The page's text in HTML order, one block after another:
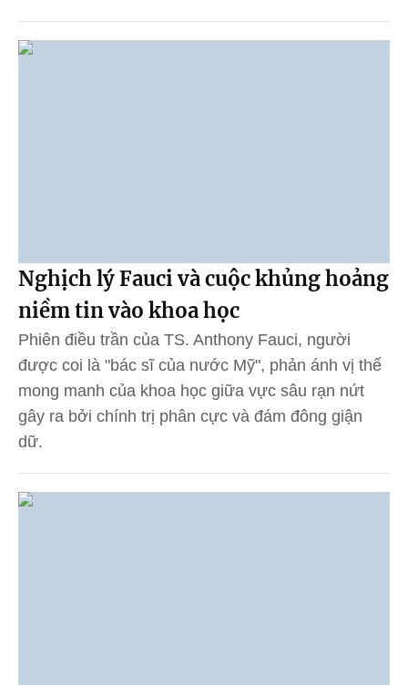
Nghịch lý Fauci và cuộc khủng hoảng
niềm tin vào khoa học
Phiên điều trần của TS. Anthony Fauci, người
được coi là "bác sĩ của nước Mỹ", phản ánh vị thế
mong manh của khoa học giữa vực sâu rạn nứt
gây ra bởi chính trị phân cực và đám đông giận
dữ.